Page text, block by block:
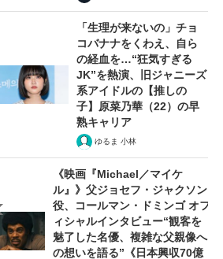
「生理が来ないの」チョ
コバナナをくわえ、自ら
の経血を…“狂気すぎる
JK”を熱演、旧ジャニーズ
系アイドルの【推しの
子】原菜乃華（22）の早
熟キャリア
ゆるま 小林
《映画『Michael／マイケ
ル』》父ジョセフ・ジャクソン
役、コールマン・ドミンゴ オフ
ィシャルインタビュー“観客を
魅了した名優、複雑な父親像へ
の想いを語る”《日本興収70億